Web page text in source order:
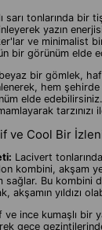
sarı tonlarında bir
yazın
ve minimalist
bir görünüm elde
bir gömlek,
hem
elde
tarzınızı
ve Cool Bir
Lacivert
kombini, akşam
Bu kombini
akşamın yıldızı
ve ince kumaşlı bir
gece